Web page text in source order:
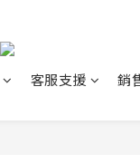
客服支援 銷